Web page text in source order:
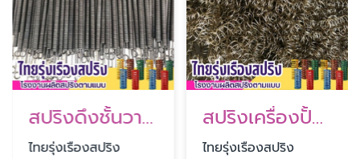
สปริงดึงชั้นวางแผ่นยาง
ไทยรุ่งเรืองสปริง
สปริงเครื่องปั้มน้ำ
ไทยรุ่งเรืองสปริง